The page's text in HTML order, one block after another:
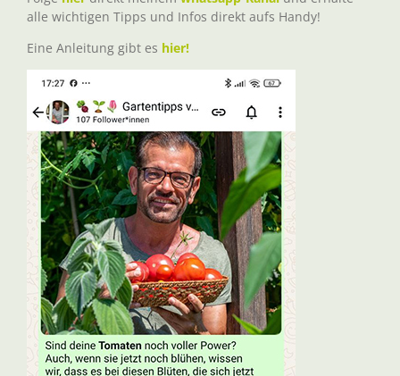
alle wichtigen Tipps und Infos direkt aufs Handy!
Eine Anleitung gibt es hier!